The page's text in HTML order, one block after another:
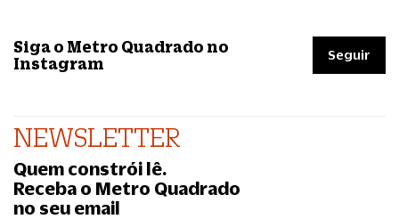
Siga o Metro Quadrado no
Instagram
Seguir
NEWSLETTER
Quem constrói lê.
Receba o Metro Quadrado
no seu email